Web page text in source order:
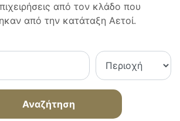
από τον κλάδο που
από την κατάταξη Αετοί.
Αναζήτηση